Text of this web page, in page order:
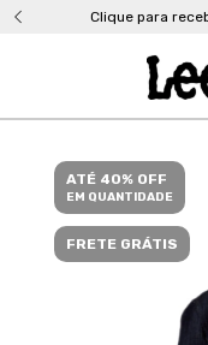
Clique para
ATÉ 40% OFF
EM QUANTIDADE
FRETE GRÁTIS